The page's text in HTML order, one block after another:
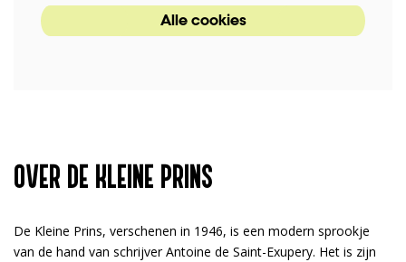
Alle cookies
OVER DE KLEINE PRINS
De Kleine Prins, verschenen in 1946, is een modern sprookje
van de hand van schrijver Antoine de Saint-Exupery. Het is zijn